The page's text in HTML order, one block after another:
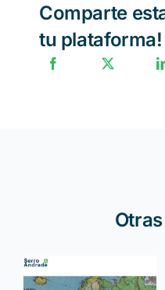
Comparte
tu plataforma!